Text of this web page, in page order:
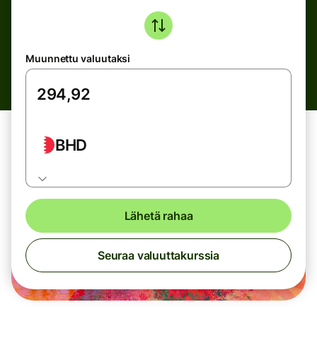
Muunnettu valuutaksi
BHD
Lähetä rahaa
Seuraa valuuttakurssia